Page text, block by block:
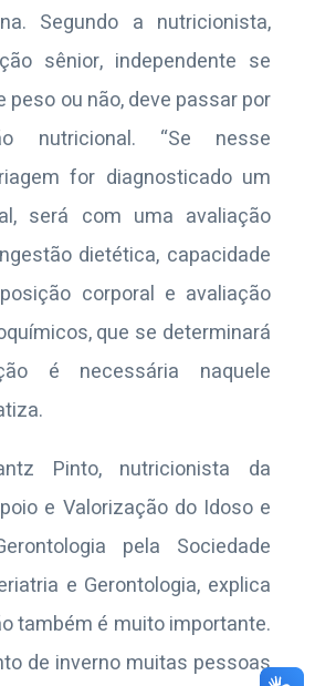
Segundo a nutricionista,
sênior, independente se
ou não, deve passar por
nutricional. “Se nesse
for diagnosticado um
será com uma avaliação
dietética, capacidade
corporal e avaliação
que se determinará
é necessária naquele
Pinto, nutricionista da
e Valorização do Idoso e
pela Sociedade
e Gerontologia, explica
também é muito importante.
de inverno muitas pessoas